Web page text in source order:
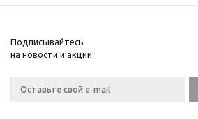
Подписывайтесь
на новости и акции